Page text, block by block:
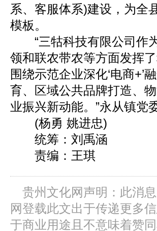
系、客服体系)建设，为全
模板。
“三牯科技有限公司作
领和联农带农等方面发挥
围绕示范企业深化‘电商+’
育、区域公共品牌打造、
业振兴新动能。”永从镇党
(杨勇 姚进忠)
统筹：刘禹涵
责编：王琪
贵州文化网声明：此消
网登载此文出于传递更多
于商业用途且不意味着赞